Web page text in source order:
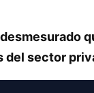
del sector